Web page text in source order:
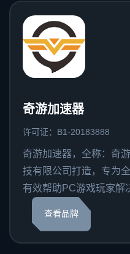
奇游加速器
许可证：B1-20183888
奇游加速器，全称：奇
技有限公司打造，专为
有效帮助PC游戏玩家解
查看品牌